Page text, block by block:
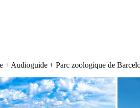
+ Audioguide + Parc zoologique de